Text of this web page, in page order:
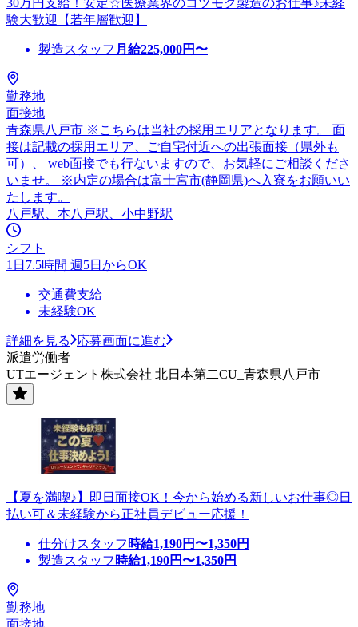
験大歓迎【若年層歓迎】
製造スタッフ 月給225,000円〜
勤務地
面接地
青森県八戸市 ※こちらは当社の採用エリアとなります。 面
接は記載の採用エリア、ご自宅付近への出張面接（県外も
可）、 web面接でも行ないますので、お気軽にご相談くださ
いませ。 ※内定の場合は富士宮市(静岡県)へ入寮をお願いい
たします。
八戸駅、本八戸駅、小中野駅
シフト
1日7.5時間 週5日からOK
交通費支給
未経験OK
詳細を見る
応募画面に進む
派遣労働者
UTエージェント株式会社 北日本第二CU_青森県八戸市
【夏を満喫♪】即日面接OK！今から始める新しいお仕事◎日
払い可＆未経験から正社員デビュー応援！
仕分けスタッフ 時給1,190円〜1,350円
製造スタッフ 時給1,190円〜1,350円
勤務地
面接地